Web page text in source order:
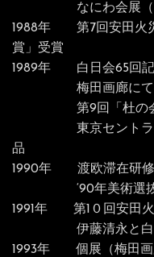
なにわ会展（以
1988年 第7回安田火
賞」受賞
1989年 白日会65回
梅田画廊にて
第9回「杜の会」
東京セントラル美
品
1990年 渡欧滞在研修
‘90年美術選抜
1991年 第1０回安田火
伊藤清永と白日会
1993年 個展（梅田画